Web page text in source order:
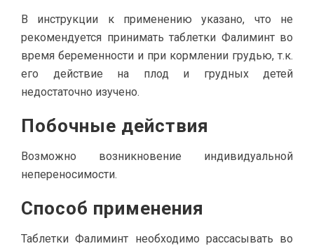
В инструкции к применению указано, что не
рекомендуется принимать таблетки Фалиминт во
время беременности и при кормлении грудью, т.к.
его действие на плод и грудных детей
недостаточно изучено.
Побочные действия
Возможно возникновение индивидуальной
непереносимости.
Способ применения
Таблетки Фалиминт необходимо рассасывать во